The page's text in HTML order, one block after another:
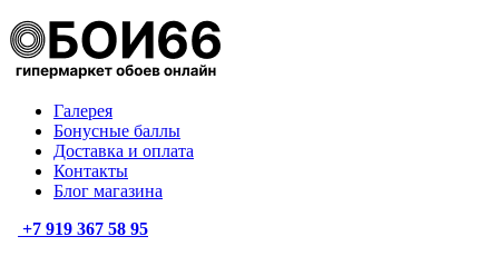
Галерея
Бонусные баллы
Доставка и оплата
Контакты
Блог магазина
+7 919 367 58 95